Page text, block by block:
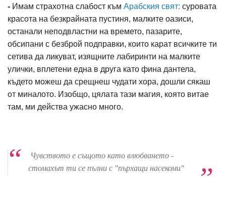
- Имам страхотна слабост към Арабския свят: суровата
красота на безкрайната пустиня, малките оазиси,
останали неподвластни на времето, пазарите,
обсипани с безброй подправки, които карат всичките ти
сетива да ликуват, изящните лабиринти на малките
улички, вплетени една в друга като фина дантела,
където можеш да срещнеш чудати хора, дошли сякаш
от миналото. Изобщо, цялата тази магия, която витае
там, ми действа ужасно много.
Чувството е същото като влюбването -
стомахът ти се пълни с "пърхащи насекоми"